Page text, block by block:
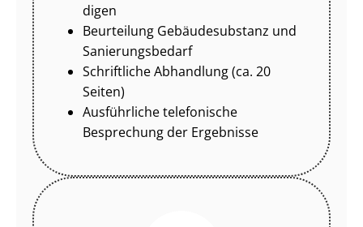
di­gen
Beurteilung Gebäudesubstanz und
Sa­nie­rungs­be­darf
Schriftliche Abhandlung (ca. 20
Seiten)
Ausführliche telefonische
Besprechung der Ergebnisse